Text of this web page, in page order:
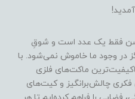
سن فقط یک عدد است و شوقِ
در وجود ما خاموش نمی‌شود. با
ماکت‌های فلزی
فکری چالش‌برانگیز و کیت‌های